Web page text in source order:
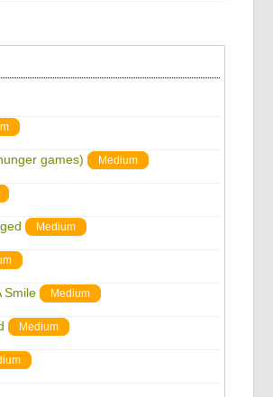
games) Medium
Medium
Smile Medium
Medium